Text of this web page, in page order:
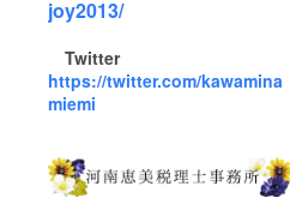
joy2013/
Twitter
https://twitter.com/kawamina
miemi